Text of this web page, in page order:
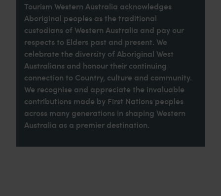
Tourism Western Australia acknowledges
Aboriginal peoples as the traditional
custodians of Western Australia and pay our
respects to Elders past and present. We
celebrate the diversity of Aboriginal West
Australians and honour their continuing
connection to Country, culture and community.
We recognise and appreciate the invaluable
contributions made by First Nations peoples
across many generations in shaping Western
Australia as a premier destination.